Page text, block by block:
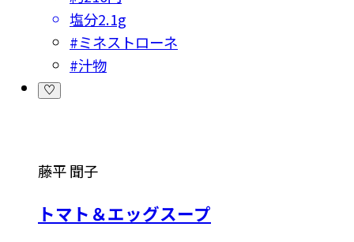
塩分2.1g
#ミネストローネ
#汁物
藤平 聞子
トマト＆エッグスープ